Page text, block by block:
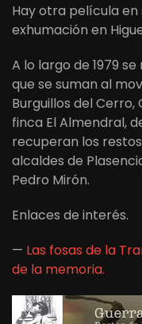
Hay otra película
exhumación en
A lo largo de 1979
que se suman al
Burguillos del Cerro,
finca El Almendral,
recuperan los
alcaldes de
Pedro Mirón.
Enlaces de interés.
— Las fosas de la
de la memoria.